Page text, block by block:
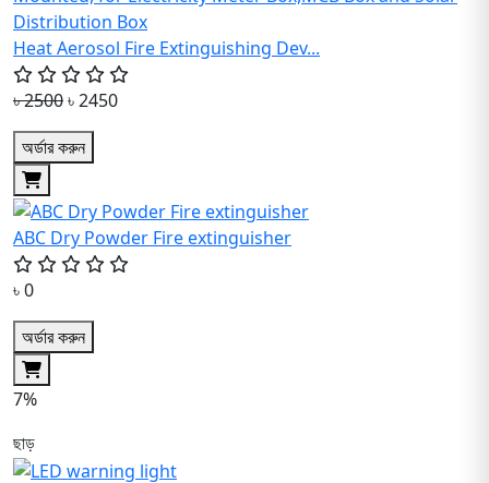
Heat Aerosol Fire Extinguishing Dev...
৳ 2500৳ 2450
অর্ডার করুন
ABC Dry Powder Fire extinguisher
৳ 0
অর্ডার করুন
7%
ছাড়